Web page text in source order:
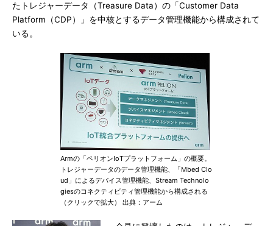
たトレジャーデータ（Treasure Data）の「Customer Data
Platform（CDP）」を中核とするデータ管理機能から構成されて
いる。
Armの「ペリオンIoTプラットフォーム」の概要。
トレジャーデータのデータ管理機能、「Mbed Clo
ud」によるデバイス管理機能、Stream Technolo
giesのコネクティビティ管理機能から構成される
（クリックで拡大） 出典：アーム